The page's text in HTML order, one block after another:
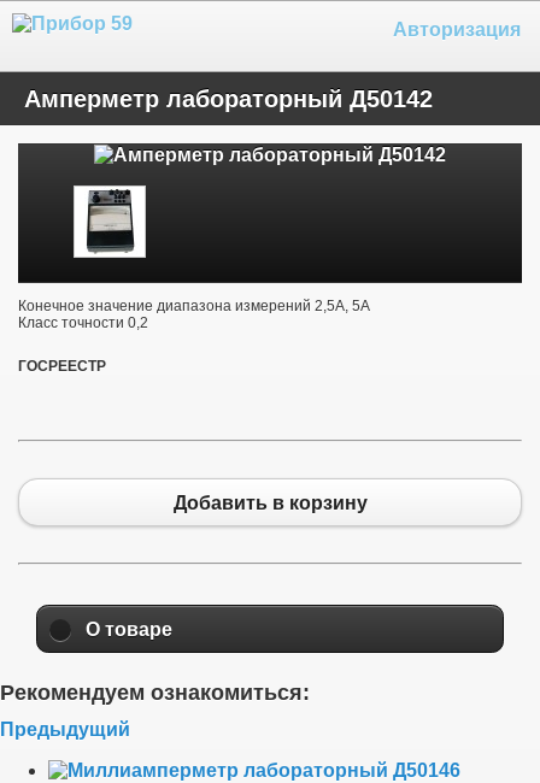
Авторизация
Амперметр лабораторный Д50142
Конечное значение диапазона измерений 2,5А, 5А
Класс точности 0,2
ГОСРЕЕСТР
Добавить в корзину
О товаре
Рекомендуем ознакомиться:
Предыдущий